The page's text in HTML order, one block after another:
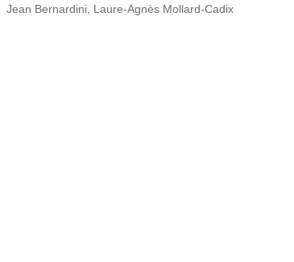
Jean Bernardini, Laure-Agnès Mollard-Cadix